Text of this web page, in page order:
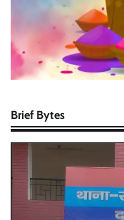
Brief Bytes